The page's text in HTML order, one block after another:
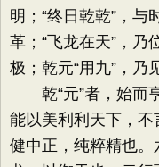
明；“终日乾乾”，与
革；“飞龙在天”，乃
极；乾元“用九”，乃
乾“元”者，始而亨
能以美利利天下，不
健中正，纯粹精也